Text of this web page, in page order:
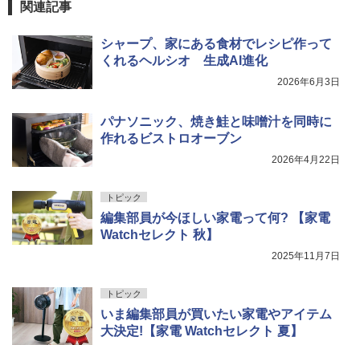
関連記事
シャープ、家にある食材でレシピ作って
くれるヘルシオ 生成AI進化
2026年6月3日
パナソニック、焼き鮭と味噌汁を同時に
作れるビストロオーブン
2026年4月22日
トピック
編集部員が今ほしい家電って何? 【家電
Watchセレクト 秋】
2025年11月7日
トピック
いま編集部員が買いたい家電やアイテム
大決定!【家電 Watchセレクト 夏】